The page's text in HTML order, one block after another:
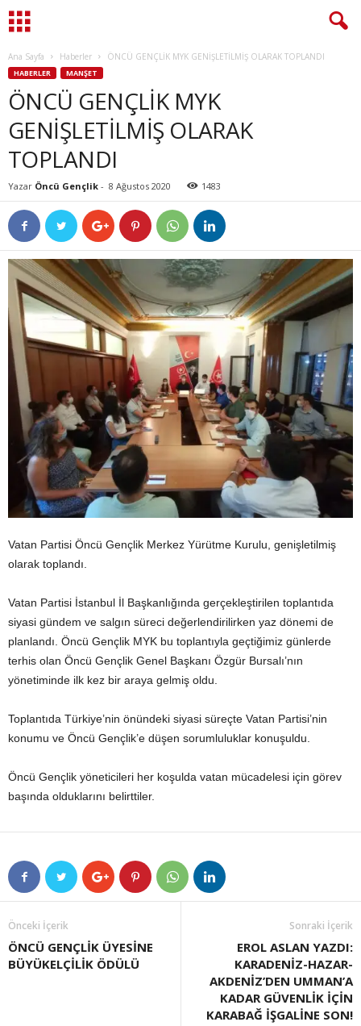
Ana Sayfa Haberler ÖNCÜ GENÇLİK MYK GENİŞLETİLMİŞ OLARAK TOPLANDI
HABERLER MANŞET
ÖNCÜ GENÇLİK MYK
GENİŞLETİLMİŞ OLARAK
TOPLANDI
Yazar Öncü Gençlik - 8 Ağustos 2020 1483
Vatan Partisi Öncü Gençlik Merkez Yürütme Kurulu, genişletilmiş
olarak toplandı.
Vatan Partisi İstanbul İl Başkanlığında gerçekleştirilen toplantıda
siyasi gündem ve salgın süreci değerlendirilirken yaz dönemi de
planlandı. Öncü Gençlik MYK bu toplantıyla geçtiğimiz günlerde
terhis olan Öncü Gençlik Genel Başkanı Özgür Bursalı’nın
yönetiminde ilk kez bir araya gelmiş oldu.
Toplantıda Türkiye’nin önündeki siyasi süreçte Vatan Partisi’nin
konumu ve Öncü Gençlik’e düşen sorumluluklar konuşuldu.
Öncü Gençlik yöneticileri her koşulda vatan mücadelesi için görev
başında olduklarını belirttiler.
Önceki İçerik
ÖNCÜ GENÇLİK ÜYESİNE
BÜYÜKELÇİLİK ÖDÜLÜ
Sonraki İçerik
EROL ASLAN YAZDI:
KARADENİZ-HAZAR-
AKDENİZ’DEN UMMAN’A
KADAR GÜVENLİK İÇİN
KARABAĞ İŞGALİNE SON!